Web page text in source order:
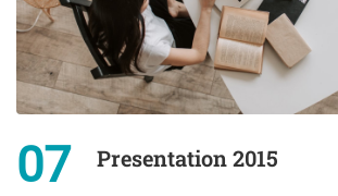
07 Presentation 2015